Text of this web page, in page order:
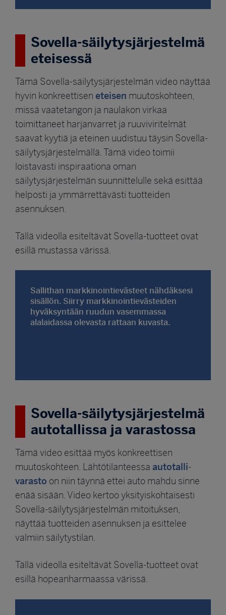
Sovella-säilytysjärjestelmä
eteisessä
Tämä Sovella-säilytysjärjestelmän video näyttää
hyvin konkreettisen eteisen muutoskohteen,
missä vaatetangon ja naulakon virkaa
toimittaneet harjanvarret ja ruuviviritelmät
saavat kyytiä ja eteinen uudistuu täysin Sovella-
säilytysjärjestelmällä. Tämä video toimii
loistavasti inspiraationa oman
säilytysjärjestelmän suunnittelulle sekä esittää
helposti ja ymmärrettävästi tuotteiden
asennuksen.
Tällä videolla esiteltävät Sovella-tuotteet ovat
esillä mustassa värissä.
Sallithan markkinointievästeet nähdäksesi
sisällön. Siirry markkinointievästeiden
hyväksyntään ruudun vasemmassa
alalaidassa olevasta rattaan kuvasta.
Sovella-säilytysjärjestelmä
autotallissa ja varastossa
Tämä video esittää myös konkreettisen
muutoskohteen. Lähtötilanteessa autotalli-
varasto on niin täynnä ettei auto mahdu sinne
enää sisään. Video kertoo yksityiskohtaisesti
Sovella-säilytysjärjestelmän mitoituksen,
näyttää tuotteiden asennuksen ja esittelee
valmiin säilytystilan.
Tällä videolla esiteltävät Sovella-tuotteet ovat
esillä hopeanharmaassa värissä.